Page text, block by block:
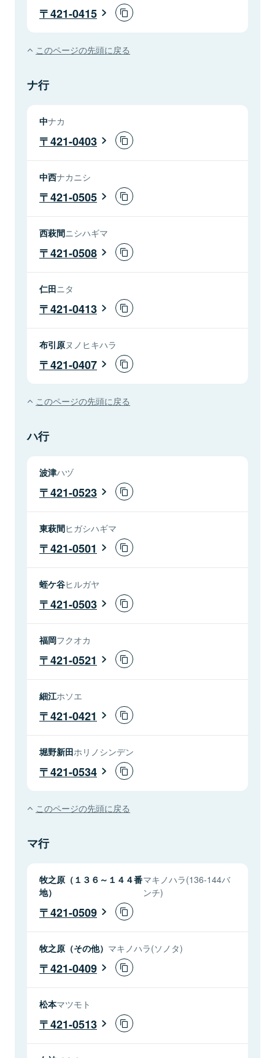
421-0415
このページの先頭に戻る
ナ行
中ナカ
421-0403
中西ナカニシ
421-0505
西萩間ニシハギマ
421-0508
仁田ニタ
421-0413
布引原ヌノヒキハラ
421-0407
このページの先頭に戻る
ハ行
波津ハヅ
421-0523
東萩間ヒガシハギマ
421-0501
蛭ケ谷ヒルガヤ
421-0503
福岡フクオカ
421-0521
細江ホソエ
421-0421
堀野新田ホリノシンデン
421-0534
このページの先頭に戻る
マ行
牧之原（１３６～１４４番
地）
マキノハラ(136-144バ
ンチ)
421-0509
牧之原（その他） マキノハラ(ソノタ)
421-0409
松本マツモト
421-0513